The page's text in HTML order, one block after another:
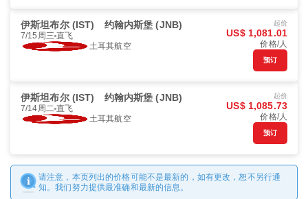
伊斯坦布尔 (IST) 约翰内斯堡 (JNB)
7/15周三 直飞
土耳其航空
起价
US$ 1,081.01
价格/人
预订
伊斯坦布尔 (IST) 约翰内斯堡 (JNB)
7/14周二 直飞
土耳其航空
起价
US$ 1,085.73
价格/人
预订
请注意，本页列出的价格可能不是最新的，如有更改，恕不另行通
知。我们努力提供最准确和最新的信息。